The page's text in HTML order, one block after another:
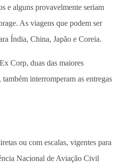
e alguns provavelmente seriam
As viagens que podem ser
Índia, China, Japão e Coreia.
Corp, duas das maiores
interromperam as entregas
ou com escalas, vigentes para
Nacional de Aviação Civil